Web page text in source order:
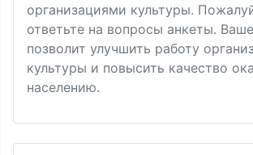
организациями культуры.
ответьте на вопросы анкеты.
позволит улучшить работу
культуры и повысить качество
населению.